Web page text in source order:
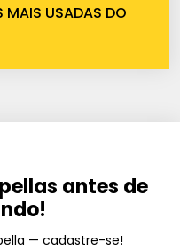
MAIS USADAS DO
antes de
— cadastre-se!